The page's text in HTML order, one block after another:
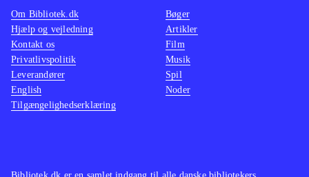
Om Bibliotek.dk
Hjælp og vejledning
Kontakt os
Privatlivspolitik
Leverandører
English
Tilgængelighedserklæring
Bøger
Artikler
Film
Musik
Spil
Noder